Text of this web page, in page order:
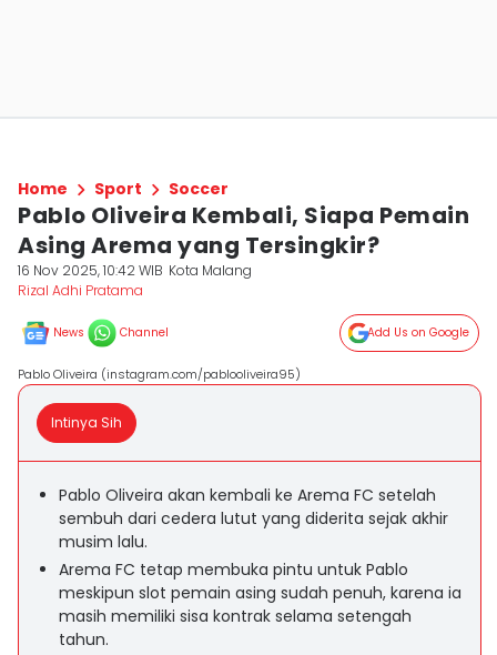
Home Sport Soccer
Pablo Oliveira Kembali, Siapa Pemain
Asing Arema yang Tersingkir?
16 Nov 2025, 10:42 WIB Kota Malang
Rizal Adhi Pratama
News Channel Add Us on Google
Pablo Oliveira (instagram.com/pablooliveira95)
Intinya Sih
Pablo Oliveira akan kembali ke Arema FC setelah
sembuh dari cedera lutut yang diderita sejak akhir
musim lalu.
Arema FC tetap membuka pintu untuk Pablo
meskipun slot pemain asing sudah penuh, karena ia
masih memiliki sisa kontrak selama setengah
tahun.